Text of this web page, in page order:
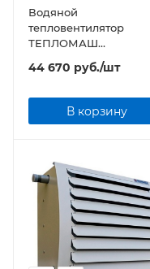
Водяной
тепловентилятор
ТЕПЛОМАШ
КЭВ-36T3W2 серии TW
44 670 руб./шт
В корзину